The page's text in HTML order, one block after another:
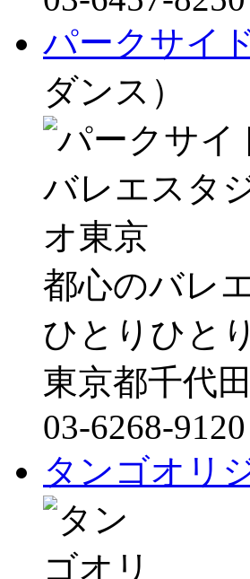
パークサイ
ダンス）
都心のバレ
ひとりひと
東京都千代
03-6268-9120
タンゴオリ